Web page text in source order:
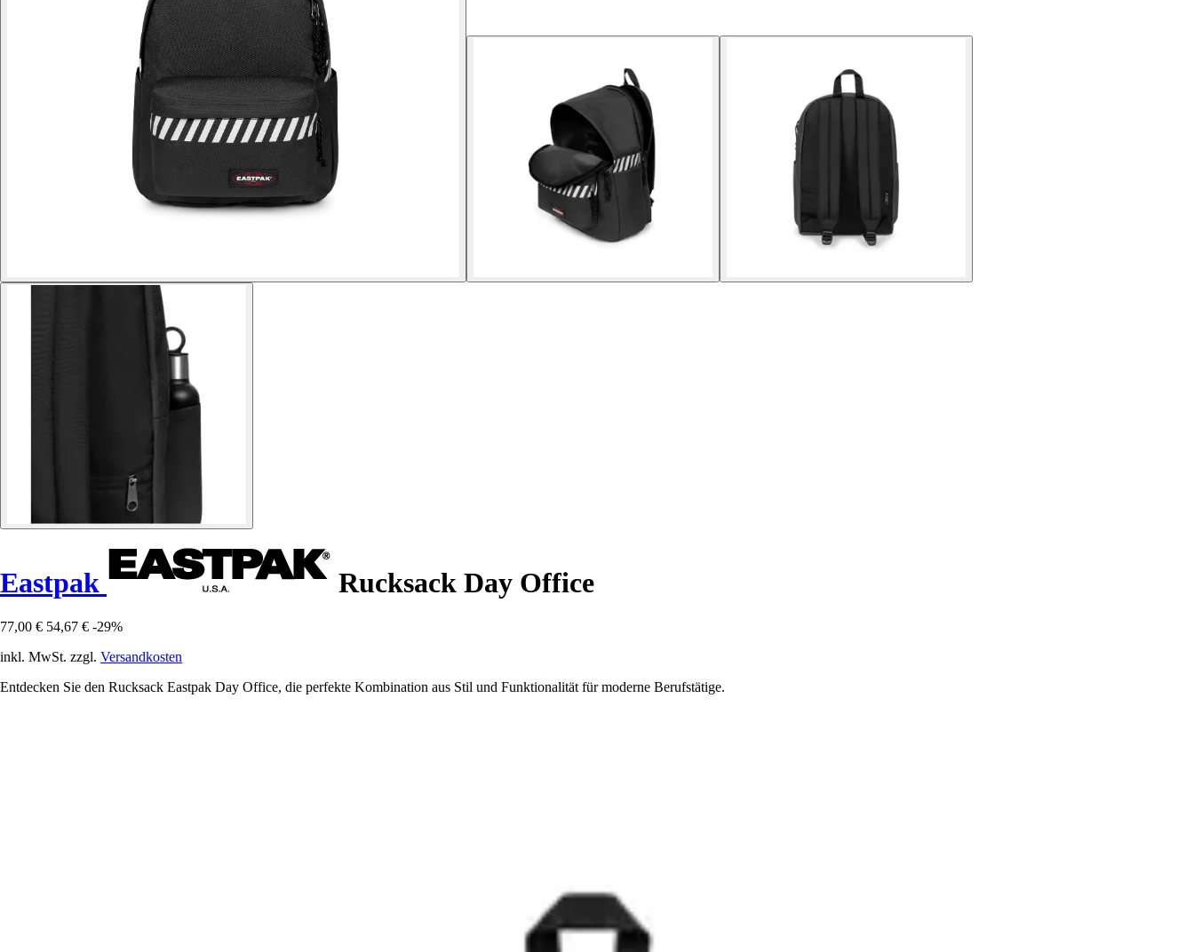
Eastpak Rucksack Day Office
77,00 € 54,67 € -29%
inkl. MwSt. zzgl. Versandkosten
Entdecken Sie den Rucksack Eastpak Day Office, die perfekte Kombination aus Stil und Funktionalität für moderne Berufstätige.